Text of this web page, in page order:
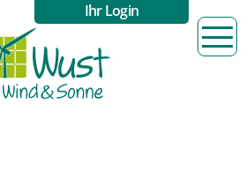
Ihr Login